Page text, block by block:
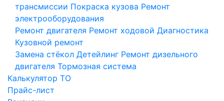
трансмиссии Покраска кузова Ремонт
электрооборудования
Ремонт двигателя Ремонт ходовой Диагностика
Кузовной ремонт
Замена стёкол Детейлинг Ремонт дизельного
двигателя Тормозная система
Калькулятор ТО
Прайс-лист